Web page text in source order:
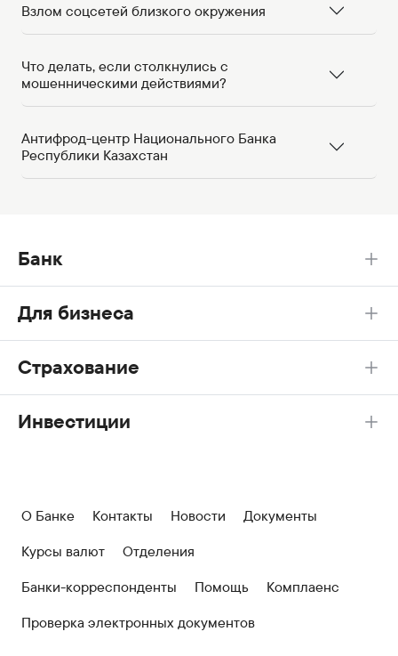
Взлом соцсетей близкого окружения
Что делать, если столкнулись с
мошенническими действиями?
Антифрод-центр Национального Банка
Республики Казахстан
Банк
Для бизнеса
Страхование
Инвестиции
О Банке Контакты Новости
Документы
Курсы валют
Отделения
Банки-корреспонденты
Помощь
Комплаенс
Проверка электронных документов